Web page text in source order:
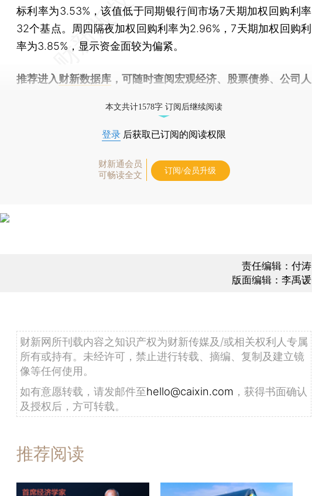
标利率为3.53%，该值低于同期银行间市场7天期加权回购利率
32个基点。周四隔夜加权回购利率为2.96%，7天期加权回购利
率为3.85%，显示资金面较为偏紧。
推荐进入财新数据库 ，可随时查阅宏观经济、股票债券、公司人
本文共计1578字 订阅后继续阅读
登录 后获取已订阅的阅读权限
财新通会员
可畅读全文
订阅/会员升级
责任编辑：付涛
版面编辑：李禹谖
财新网所刊载内容之知识产权为财新传媒及/或相关权利人专属
所有或持有。未经许可，禁止进行转载、摘编、复制及建立镜
像等任何使用。
如有意愿转载，请发邮件至hello@caixin.com ，获得书面确认
及授权后，方可转载。
推荐阅读